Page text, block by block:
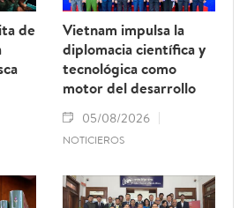
de
Vietnam impulsa la
diplomacia científica y
tecnológica como
motor del desarrollo
05/08/2026
NOTICIEROS